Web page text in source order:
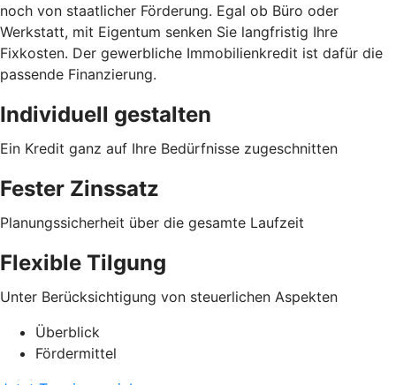
noch von staatlicher Förderung. Egal ob Büro oder
Werkstatt, mit Eigentum senken Sie langfristig Ihre
Fixkosten. Der gewerbliche Immobilienkredit ist dafür die
passende Finanzierung.
Individuell gestalten
Ein Kredit ganz auf Ihre Bedürfnisse zugeschnitten
Fester Zinssatz
Planungssicherheit über die gesamte Laufzeit
Flexible Tilgung
Unter Berücksichtigung von steuerlichen Aspekten
Überblick
Fördermittel